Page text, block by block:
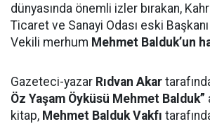
dünyasında önemli izler bırakan,
Ticaret ve Sanayi Odası eski
Vekili merhum Mehmet Balduk’un
Gazeteci-yazar Rıdvan Akar
Öz Yaşam Öyküsü Mehmet Balduk”
kitap, Mehmet Balduk Vakfı